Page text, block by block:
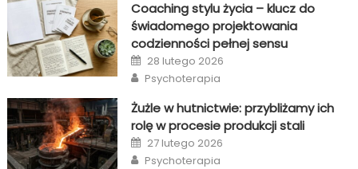
Coaching stylu życia – klucz do
świadomego projektowania
codzienności pełnej sensu
Posted
on
28 lutego 2026
Author
Psychoterapia
Żużle w hutnictwie: przybliżamy ich
rolę w procesie produkcji stali
Posted
on
27 lutego 2026
Author
Psychoterapia